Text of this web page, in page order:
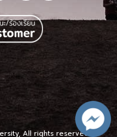
All rights reserved.